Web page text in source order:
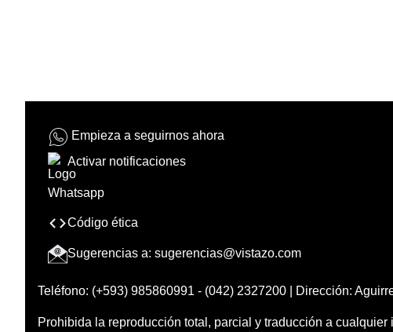
Empieza a seguirnos ahora
Activar notificaciones
Código ética
Sugerencias a: sugerencias@vistazo.com
Teléfono: (+593) 985860991 - (042) 2327200 | Dirección:
Prohibida la reproducción total, parcial y traducción a